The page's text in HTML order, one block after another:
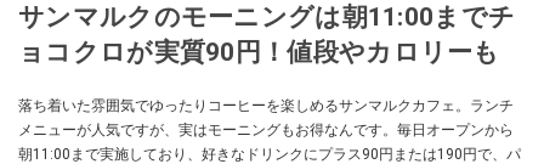
サンマルクのモーニングは朝11:00までチ
ョコクロが実質90円！値段やカロリーも
落ち着いた雰囲気でゆったりコーヒーを楽しめるサンマルクカフェ。ランチ
メニューが人気ですが、実はモーニングもお得なんです。毎日オープンから
朝11:00まで実施しており、好きなドリンクにプラス90円または190円で、パ